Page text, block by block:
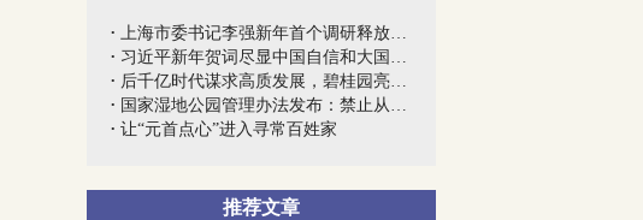
上海市委书记李强新年首个调研释放强烈信...
习近平新年贺词尽显中国自信和大国风范
后千亿时代谋求高质发展，碧桂园亮出“组...
国家湿地公园管理办法发布：禁止从事房地...
让“元首点心”进入寻常百姓家
推荐文章